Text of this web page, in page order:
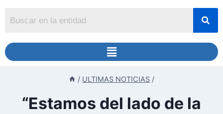
/ ULTIMAS NOTICIAS /
“Estamos del lado de la